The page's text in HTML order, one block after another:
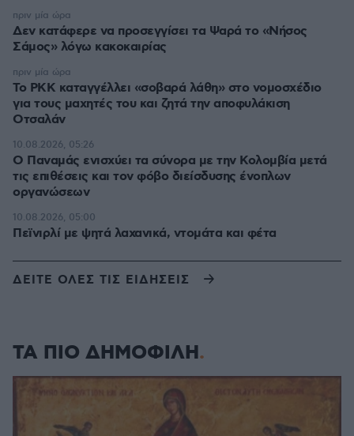
Δεν κατάφερε να προσεγγίσει τα Ψαρά το «Νήσος
Σάμος» λόγω κακοκαιρίας
πριν μία ώρα
Το PKK καταγγέλλει «σοβαρά λάθη» στο νομοσχέδιο
για τους μαχητές του και ζητά την αποφυλάκιση
Οτσαλάν
πριν μία ώρα
O Παναμάς ενισχύει τα σύνορα με την Κολομβία μετά
τις επιθέσεις και τον φόβο διείσδυσης ένοπλων
οργανώσεων
10.08.2026, 05:26
Πεϊνιρλί με ψητά λαχανικά, ντομάτα και φέτα
10.08.2026, 05:00
ΔΕΙΤΕ ΟΛΕΣ ΤΙΣ ΕΙΔΗΣΕΙΣ
ΤΑ ΠΙΟ ΔΗΜΟΦΙΛΗ